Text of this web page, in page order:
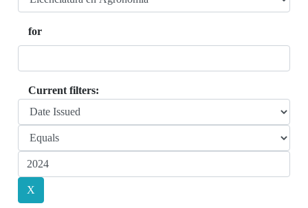
for
Current filters: